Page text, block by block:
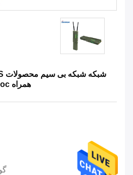
همراه ad hoc شبکه شبکه شبکه